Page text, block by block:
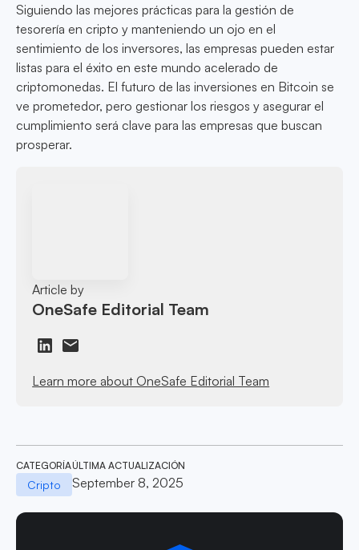
Siguiendo las mejores prácticas para la gestión de
tesorería en cripto y manteniendo un ojo en el
sentimiento de los inversores, las empresas pueden estar
listas para el éxito en este mundo acelerado de
criptomonedas. El futuro de las inversiones en Bitcoin se
ve prometedor, pero gestionar los riesgos y asegurar el
cumplimiento será clave para las empresas que buscan
prosperar.
Article by
OneSafe Editorial Team
Learn more about OneSafe Editorial Team
CATEGORÍA
Cripto
ÚLTIMA ACTUALIZACIÓN
September 8, 2025